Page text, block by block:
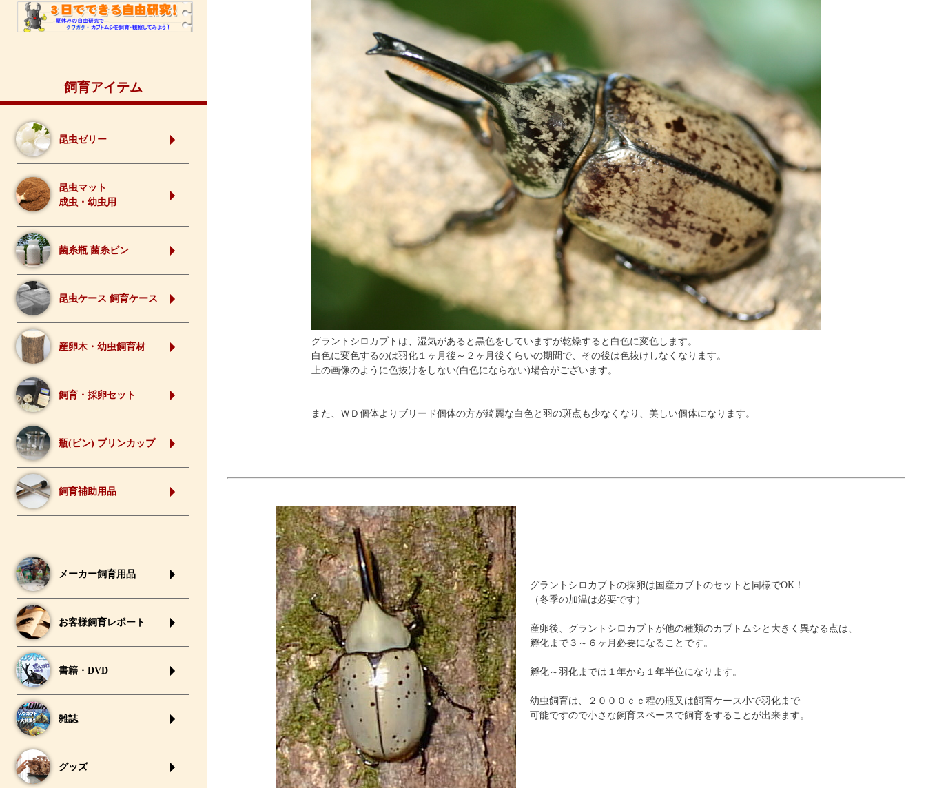
飼育アイテム
昆虫ゼリー
昆虫マット
成虫・幼虫用
菌糸瓶 菌糸ビン
昆虫ケース 飼育ケース
産卵木・幼虫飼育材
飼育・採卵セット
瓶(ビン) プリンカップ
飼育補助用品
メーカー飼育用品
お客様飼育レポート
書籍・DVD
雑誌
グッズ
グラントシロカブトは、湿気があると黒色をしていますが乾燥すると白色に変色します。
白色に変色するのは羽化１ヶ月後～２ヶ月後くらいの期間で、その後は色抜けしなくなります。
上の画像のように色抜けをしない(白色にならない)場合がございます。
また、ＷＤ個体よりブリード個体の方が綺麗な白色と羽の斑点も少なくなり、美しい個体になります。
グラントシロカブトの採卵は国産カブトのセットと同様でOK！
（冬季の加温は必要です）
産卵後、グラントシロカブトが他の種類のカブトムシと大きく異なる点は、
孵化まで３～６ヶ月必要になることです。
孵化～羽化までは１年から１年半位になります。
幼虫飼育は、２０００ｃｃ程の瓶又は飼育ケース小で羽化まで
可能ですので小さな飼育スペースで飼育をすることが出来ます。